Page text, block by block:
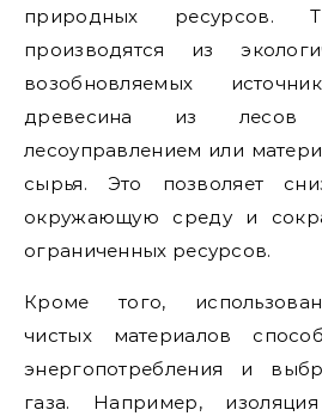
природных ресурсов.
производятся из
возобновляемых
древесина из лесов
лесоуправлением или
сырья. Это позволяет
окружающую среду и
ограниченных ресурсов.
Кроме того,
чистых материалов
энергопотребления и
газа. Например,